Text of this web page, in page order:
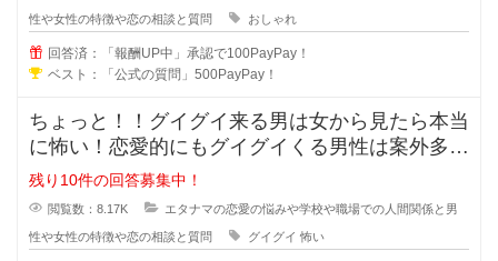
性や女性の特徴や恋の相談と質問 おしゃれ
回答済：「報酬UP中」承認で100PayPay！
ベスト：「公式の質問」500PayPay！
ちょっと！！グイグイ来る男は女から見たら本当
に怖い！恋愛的にもグイグイくる男性は案外多い
かもしれませんが、どの様な特徴が
残り10件の回答募集中！
閲覧数：8.17K エタナマの恋愛の悩みや学校や職場での人間関係と男
性や女性の特徴や恋の相談と質問 グイグイ 怖い